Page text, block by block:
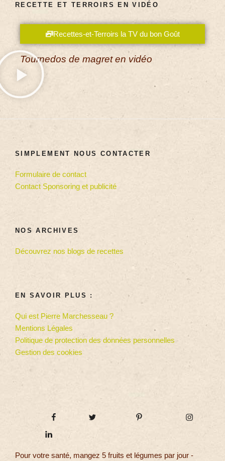
RECETTE ET TERROIRS EN VIDÉO
Recettes-et-Terroirs la TV du bon Goût
Tournedos de magret en vidéo
SIMPLEMENT NOUS CONTACTER
Formulaire de contact
Contact Sponsoring et publicité
NOS ARCHIVES
Découvrez nos blogs de recettes
EN SAVOIR PLUS :
Qui est Pierre Marchesseau ?
Mentions Légales
Politique de protection des données personnelles
Gestion des cookies
Pour votre santé, mangez 5 fruits et légumes par jour -